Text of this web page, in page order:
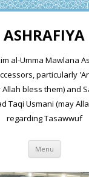
ASHRAFIYA
al-Umma Mawlana
particularly
bless them) and
Taqi Usmani (may
regarding Tasawwuf
Menu Skip
content